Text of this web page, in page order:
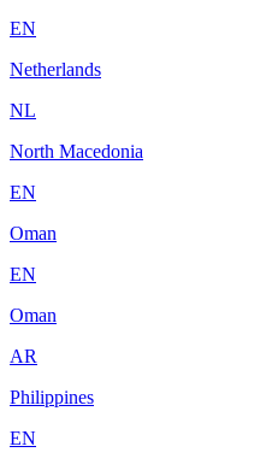
EN
Netherlands
NL
North Macedonia
EN
Oman
EN
Oman
AR
Philippines
EN